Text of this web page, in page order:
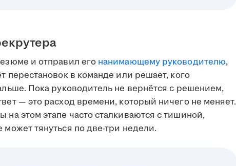
и отправил его нанимающему руководителю,
перестановок в команде или решает, кого
Пока руководитель не вернётся с решением,
— это расход времени, который ничего не меняет.
этом этапе часто сталкиваются с тишиной,
тянуться по две-три недели.